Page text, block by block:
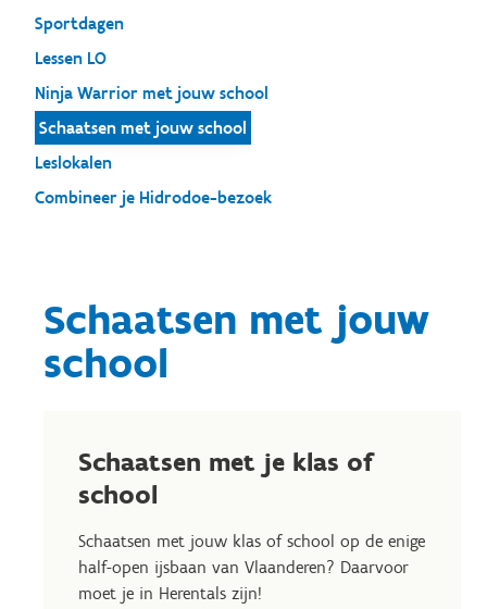
Sportdagen
Lessen LO
Ninja Warrior met jouw school
Schaatsen met jouw school
Leslokalen
Combineer je Hidrodoe-bezoek
Schaatsen met jouw
school
Schaatsen met je klas of
school
Schaatsen met jouw klas of school op de enige
half-open ijsbaan van Vlaanderen? Daarvoor
moet je in Herentals zijn!